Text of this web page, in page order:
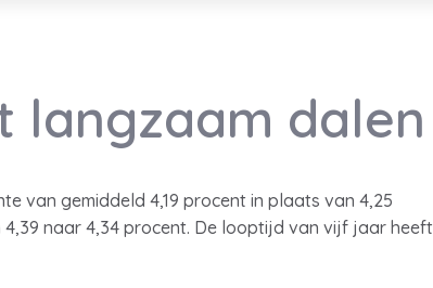
dalen
van gemiddeld 4,19 procent in plaats van 4,25
naar 4,34 procent. De looptijd van vijf jaar heeft